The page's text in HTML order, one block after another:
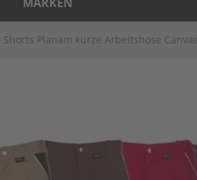
Shorts Planam kurze Arbeitshose